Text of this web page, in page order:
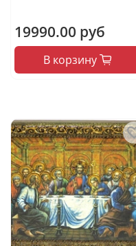
19990.00 руб
В корзину